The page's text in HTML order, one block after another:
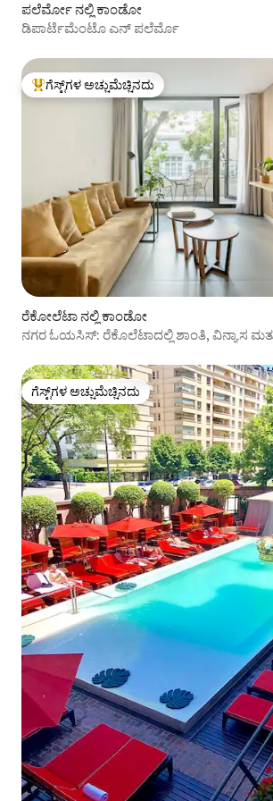
ಪಲೆರ್ಮೋ ನಲ್ಲಿ ಕಾಂಡೋ
ಡಿಪಾರ್ಟೆಮೆಂಟೊ ಎನ್ ಪಲೆರ್ಮೊ
ಗೆಸ್ಟ್‌ಗಳಿಗೆ ಅತಿ ಹೆಚ್ಚು ಅಚ್ಚುಮೆಚ್ಚಿನದು
ಗೆಸ್ಟ್‌ಗಳ ಅಚ್ಚುಮೆಚ್ಚಿನದು
ರೆಕೋಲೆಟಾ ನಲ್ಲಿ ಕಾಂಡೋ
ನಗರ ಓಯಸಿಸ್: ರೆಕೊಲೆಟಾದಲ್ಲಿ ಶಾಂತಿ, ವಿನ್ಯಾಸ
ಗೆಸ್ಟ್‌ಗಳ ಅಚ್ಚುಮೆಚ್ಚಿನದು
ಗೆಸ್ಟ್‌ಗಳ ಅಚ್ಚುಮೆಚ್ಚಿನದು